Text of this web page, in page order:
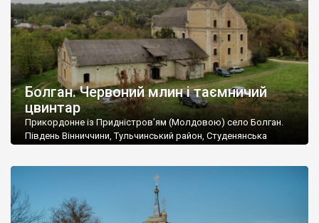
Болган. Червоний млин і таємничий
цвинтар
Прикордонне із Придністров’ям (Молдовою) село Болган.
Південь Вінниччини, Тульчинський район, Студенянська
старовинний цвинтар із кам’яними хрестами. Всі епітафії, які
збереглися, написані кирилицею, церковнослов’янською
мовою. За всіма традиційними ознаками – цвинтар
український. Хрести датуються 19 століттям. У 1924-1940